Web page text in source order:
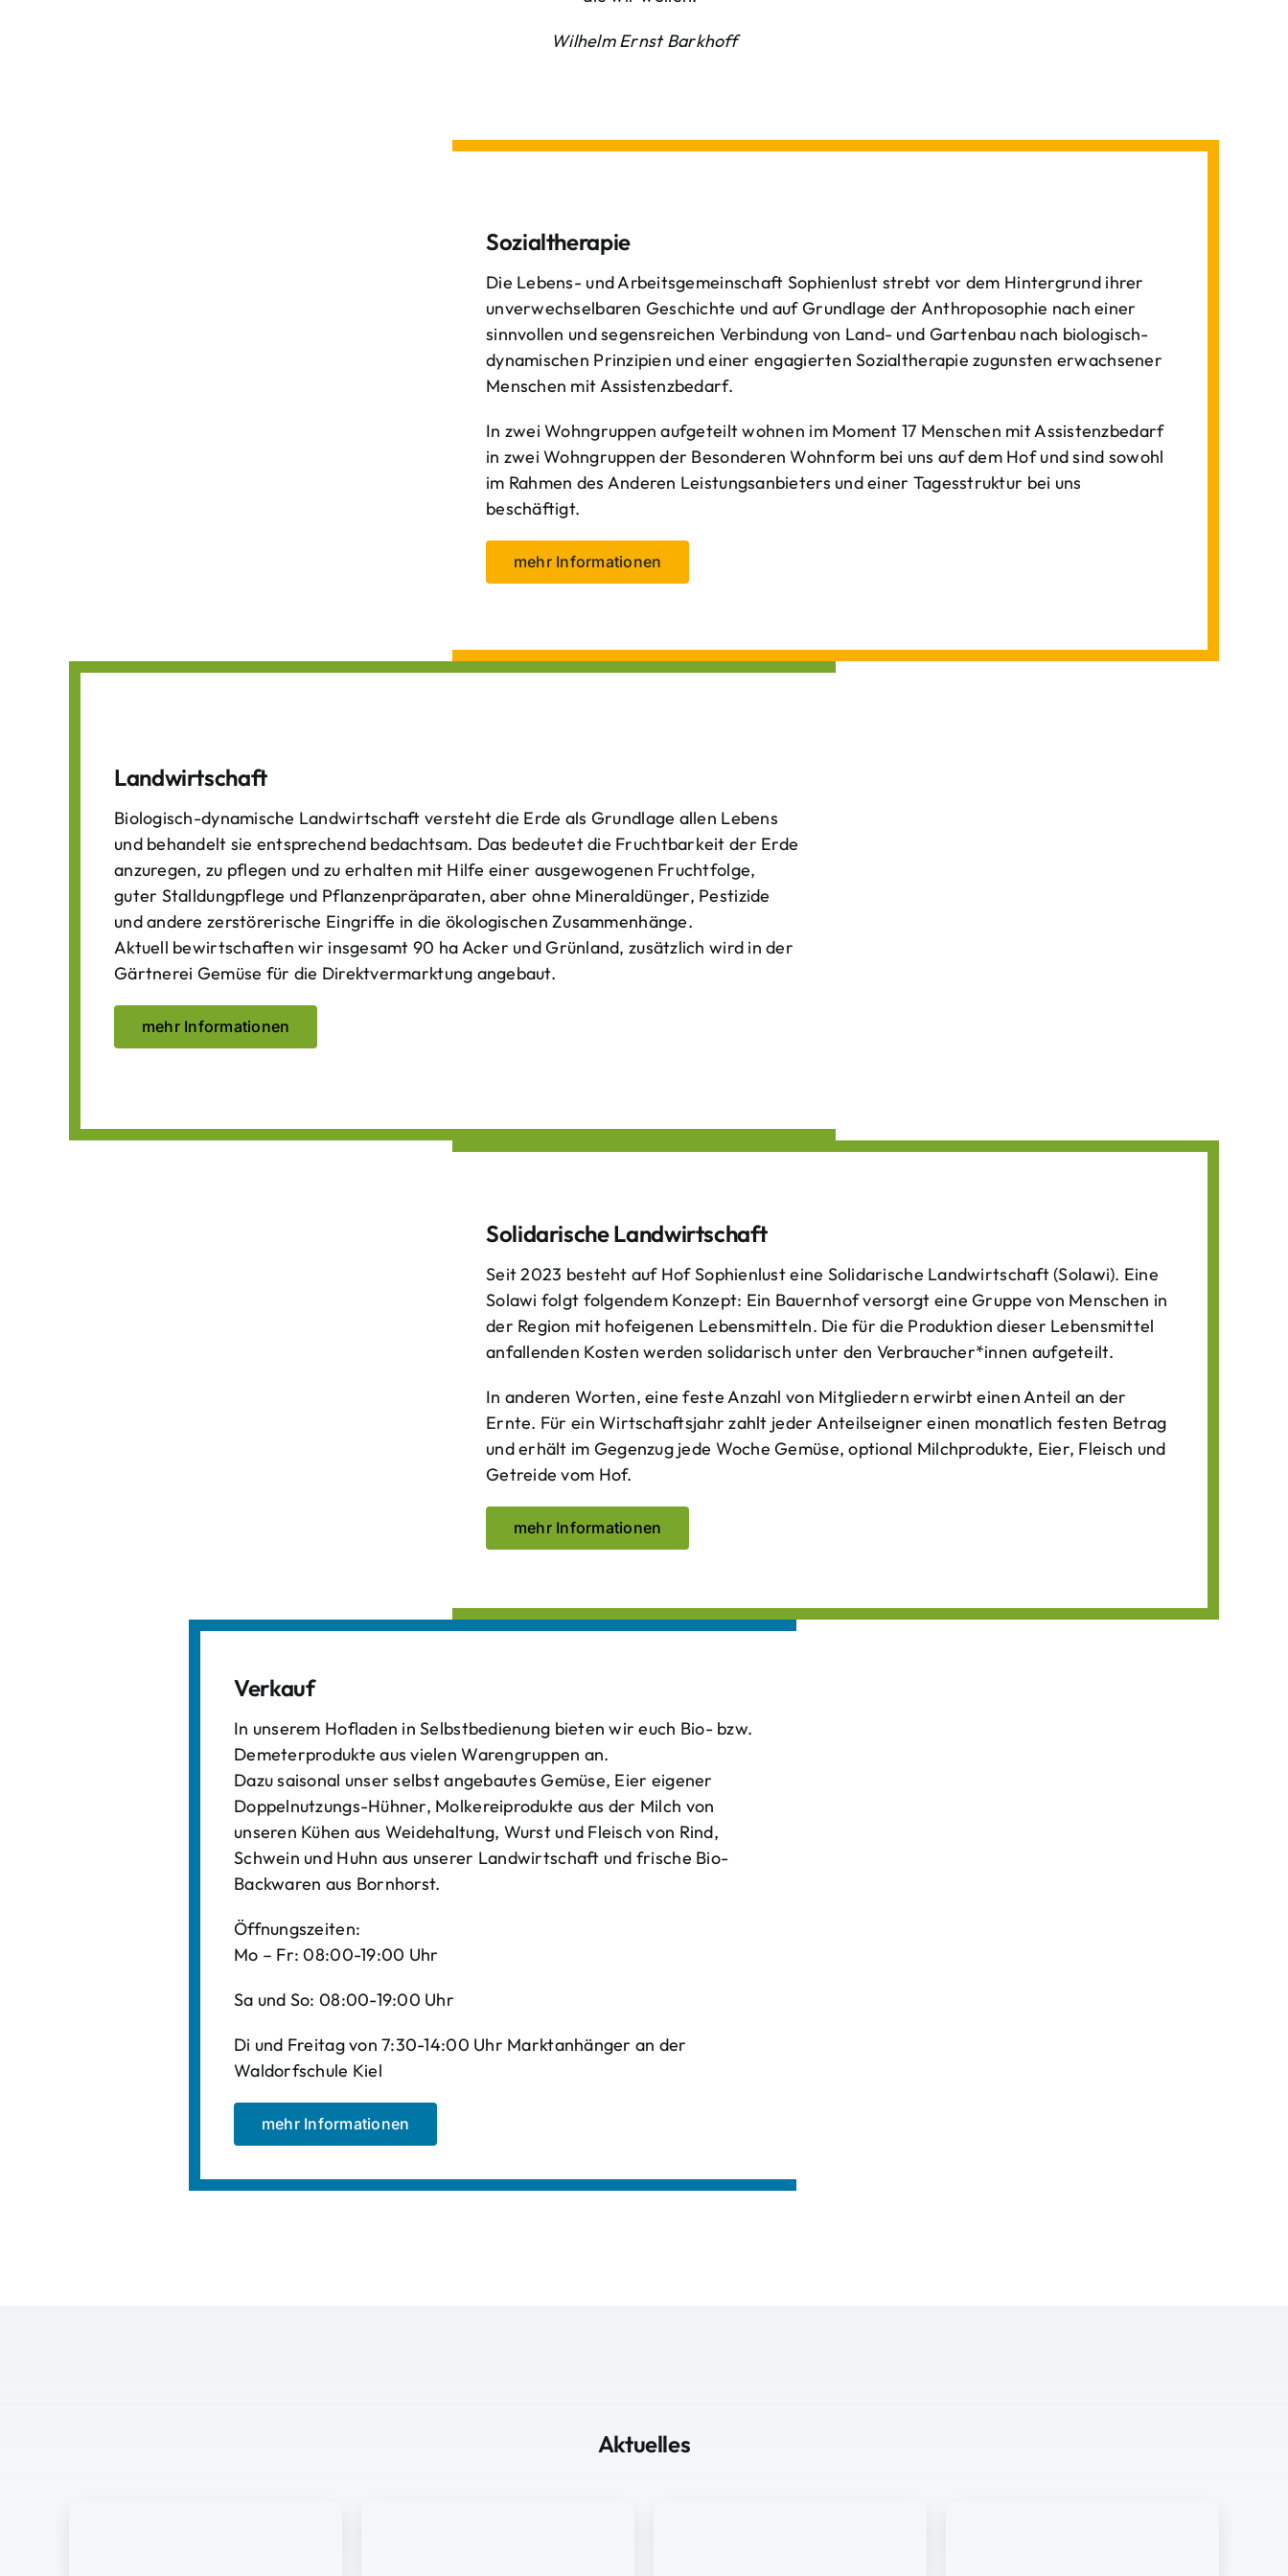
Wilhelm Ernst Barkhoff
Sozialtherapie
Die Lebens- und Arbeitsgemeinschaft Sophienlust strebt vor dem Hintergrund ihrer
unverwechselbaren Geschichte und auf Grundlage der Anthroposophie nach einer
sinnvollen und segensreichen Verbindung von Land- und Gartenbau nach biologisch-
dynamischen Prinzipien und einer engagierten Sozialtherapie zugunsten erwachsener
Menschen mit Assistenzbedarf.
In zwei Wohngruppen aufgeteilt wohnen im Moment 17 Menschen mit Assistenzbedarf
in zwei Wohngruppen der Besonderen Wohnform bei uns auf dem Hof und sind sowohl
im Rahmen des Anderen Leistungsanbieters und einer Tagesstruktur bei uns
beschäftigt.
mehr Informationen
Landwirtschaft
Biologisch-dynamische Landwirtschaft versteht die Erde als Grundlage allen Lebens
und behandelt sie entsprechend bedachtsam. Das bedeutet die Fruchtbarkeit der Erde
anzuregen, zu pflegen und zu erhalten mit Hilfe einer ausgewogenen Fruchtfolge,
guter Stalldungpflege und Pflanzenpräparaten, aber ohne Mineraldünger, Pestizide
und andere zerstörerische Eingriffe in die ökologischen Zusammenhänge.
Aktuell bewirtschaften wir insgesamt 90 ha Acker und Grünland, zusätzlich wird in der
Gärtnerei Gemüse für die Direktvermarktung angebaut.
mehr Informationen
Solidarische Landwirtschaft
Seit 2023 besteht auf Hof Sophienlust eine Solidarische Landwirtschaft (Solawi). Eine
Solawi folgt folgendem Konzept: Ein Bauern­hof versorgt eine Gruppe von Menschen in
der Region mit hof­eigenen Lebens­mitteln. Die für die Produktion dieser Lebens­mittel
anfallenden Kosten werden solidarisch unter den Verbraucher*­innen aufgeteilt.
In anderen Worten, eine feste Anzahl von Mitgliedern erwirbt einen Anteil an der
Ernte. Für ein Wirtschaftsjahr zahlt jeder Anteilseigner einen monatlich festen Betrag
und erhält im Gegenzug jede Woche Gemüse, optional Milchprodukte, Eier, Fleisch und
Getreide vom Hof.
mehr Informationen
Verkauf
In unserem Hofladen in Selbstbedienung bieten wir euch Bio- bzw.
Demeterprodukte aus vielen Warengruppen an.
Dazu saisonal unser selbst angebautes Gemüse, Eier eigener
Doppelnutzungs-Hühner, Molkereiprodukte aus der Milch von
unseren Kühen aus Weidehaltung, Wurst und Fleisch von Rind,
Schwein und Huhn aus unserer Landwirtschaft und frische Bio-
Backwaren aus Bornhorst.
Öffnungszeiten:
Mo – Fr: 08:00-19:00 Uhr
Sa und So: 08:00-19:00 Uhr
Di und Freitag von 7:30-14:00 Uhr Marktanhänger an der
Waldorfschule Kiel
mehr Informationen
Aktuelles